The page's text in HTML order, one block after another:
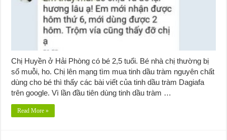
Chị Huyền ở Hải Phòng có bé 2,5 tuổi. Bé nhà chị thường bị
sổ muỗi, ho. Chị lên mạng tìm mua tinh dầu tràm nguyên chất
dùng cho bé thì thấy các bài viết của tinh dầu tràm Dagiafa
trên google. Vì lần đầu tiên dùng tinh dầu tràm …
Read More »